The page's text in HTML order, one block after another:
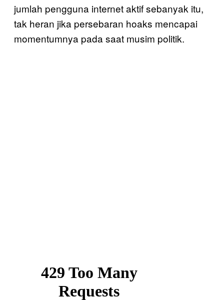
jumlah pengguna internet aktif sebanyak itu,
tak heran jika persebaran hoaks mencapai
momentumnya pada saat musim politik.